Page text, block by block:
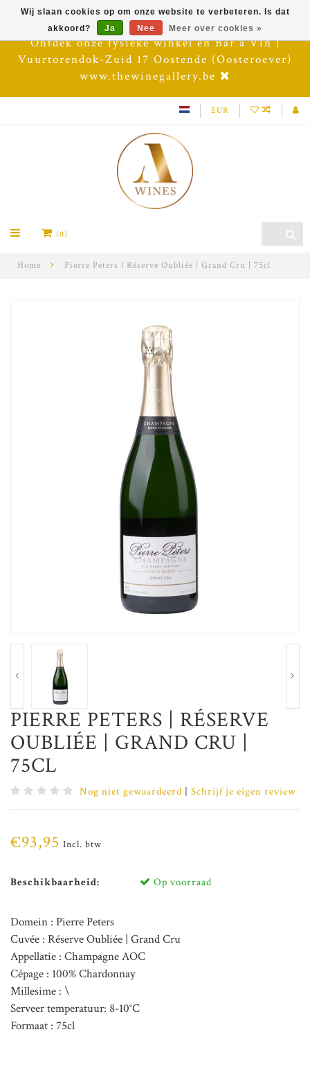
Ontdek onze fysieke winkel en Bar à Vin |
Vuurtorendok-Zuid 17 Oostende (Oosteroever)
www.thewinegallery.be
EUR
(0)
Home Pierre Peters | Réserve Oubliée | Grand Cru | 75cl
PIERRE PETERS | RÉSERVE
OUBLIÉE | GRAND CRU |
75CL
Nog niet gewaardeerd | Schrijf je eigen review
€93,95 Incl. btw
Beschikbaarheid: Op voorraad
Domein : Pierre Peters
Cuvée : Réserve Oubliée | Grand Cru
Appellatie : Champagne AOC
Cépage : 100% Chardonnay
Millesime : \
Serveer temperatuur: 8-10°C
Formaat : 75cl
Wij slaan cookies op om onze website te verbeteren. Is dat
akkoord?
Ja Nee Meer over cookies »